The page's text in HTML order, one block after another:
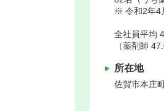
※ 令和2年4
全社員平均
（薬剤師
所在地
佐賀市本庄